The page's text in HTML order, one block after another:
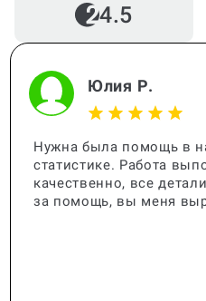
4.5
Юлия Р.
Нужна была помощь в
статистике. Работа
качественно, все
за помощь, вы меня